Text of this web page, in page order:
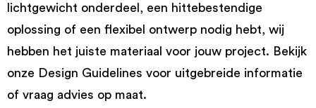
lichtgewicht onderdeel, een hittebestendige
oplossing of een flexibel ontwerp nodig hebt, wij
hebben het juiste materiaal voor jouw project. Bekijk
onze Design Guidelines voor uitgebreide informatie
of vraag advies op maat.